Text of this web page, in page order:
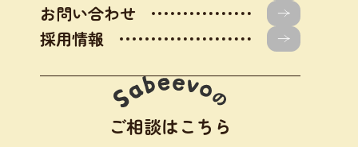
お問い合わせ
採用情報
ご相談はこちら